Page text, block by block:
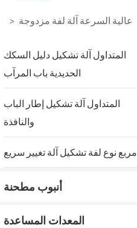
عالية السرعة آلة لفة مزدوجة
المتداول آلة تشكيل دليل السكك
الحديدية باب المرآب
المتداول آلة تشكيل إطار الباب
والنافذة
مربع نوع لفة تشكيل آلة تغيير سريع
أنبوب مطحنة
المعدات المساعدة